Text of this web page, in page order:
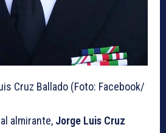
Cruz Ballado (Foto: Facebook/
almirante, Jorge Luis Cruz